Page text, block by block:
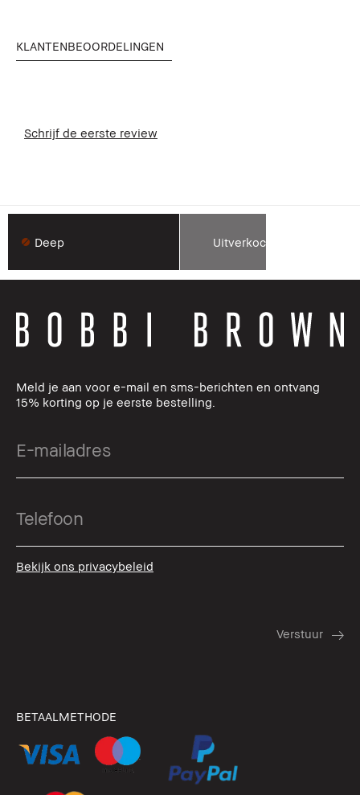
KLANTENBEOORDELINGEN
Schrijf de eerste review
Deep Uitverkocht
Meld je aan voor e-mail en sms-berichten en ontvang
15% korting op je eerste bestelling.
Bekijk ons privacybeleid
BETAALMETHODE